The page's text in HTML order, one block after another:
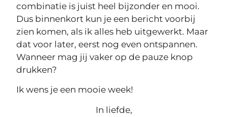
combinatie is juist heel bijzonder en mooi.
Dus binnenkort kun je een bericht voorbij
zien komen, als ik alles heb uitgewerkt. Maar
dat voor later, eerst nog even ontspannen.
Wanneer mag jij vaker op de pauze knop
drukken?
Ik wens je een mooie week!
In liefde,